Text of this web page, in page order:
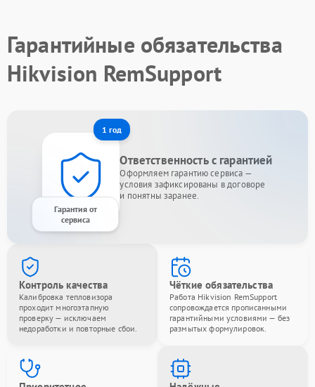
Гарантийные обязательства
Hikvision RemSupport
1 год
Гарантия от
сервиса
Ответственность с гарантией
Оформляем гарантию сервиса —
условия зафиксированы в договоре
и понятны заранее.
Контроль качества
Калибровка тепловизора
проходит многоэтапную
проверку — исключаем
недоработки и повторные сбои.
Чёткие обязательства
Работа Hikvision RemSupport
сопровождается прописанными
гарантийными условиями — без
размытых формулировок.